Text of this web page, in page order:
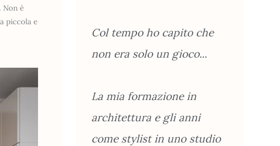
Non è
piccola e
Col tempo ho capito che
non era solo un gioco...
La mia formazione in
architettura e gli anni
come stylist in uno studio